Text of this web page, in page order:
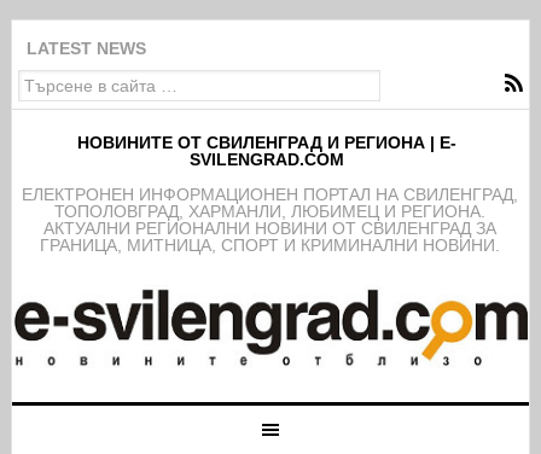
LATEST NEWS
НОВИНИТЕ ОТ СВИЛЕНГРАД И РЕГИОНА | E-
SVILENGRAD.COM
EЛЕКТРОНЕН ИНФОРМАЦИОНЕН ПОРТАЛ НА СВИЛЕНГРАД,
ТОПОЛОВГРАД, ХАРМАНЛИ, ЛЮБИМЕЦ И РЕГИОНА.
АКТУАЛНИ РЕГИОНАЛНИ НОВИНИ ОТ СВИЛЕНГРАД ЗА
ГРАНИЦА, МИТНИЦА, СПОРТ И КРИМИНАЛНИ НОВИНИ.